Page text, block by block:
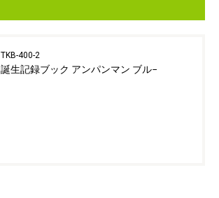
TKB-400-2
誕生記録ブック アンパンマン ブル−